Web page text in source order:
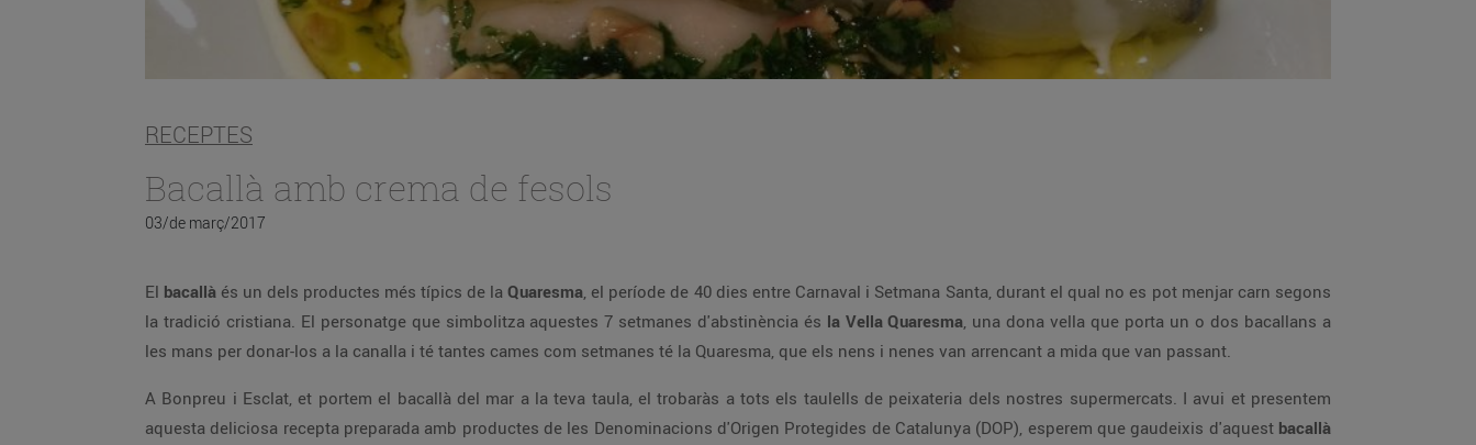
RECEPTES
Bacallà amb crema de fesols
03/de març/2017
El bacallà és un dels productes més típics de la Quaresma, el període de 40 dies entre Carnaval i Setmana Santa, durant el qual no es pot menjar carn segons
la tradició cristiana. El personatge que simbolitza aquestes 7 setmanes d'abstinència és la Vella Quaresma, una dona vella que porta un o dos bacallans a
les mans per donar-los a la canalla i té tantes cames com setmanes té la Quaresma, que els nens i nenes van arrencant a mida que van passant.
A Bonpreu i Esclat, et portem el bacallà del mar a la teva taula, el trobaràs a tots els taulells de peixateria dels nostres supermercats. I avui et presentem
aquesta deliciosa recepta preparada amb productes de les Denominacions d'Origen Protegides de Catalunya (DOP), esperem que gaudeixis d'aquest bacallà